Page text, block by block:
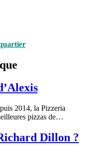
2014, la Pizzeria
pizzas de…
Dillon ?